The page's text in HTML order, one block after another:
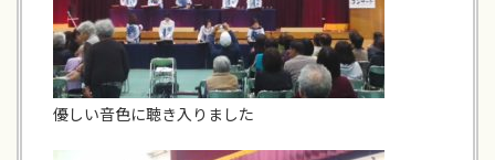
優しい音色に聴き入りました